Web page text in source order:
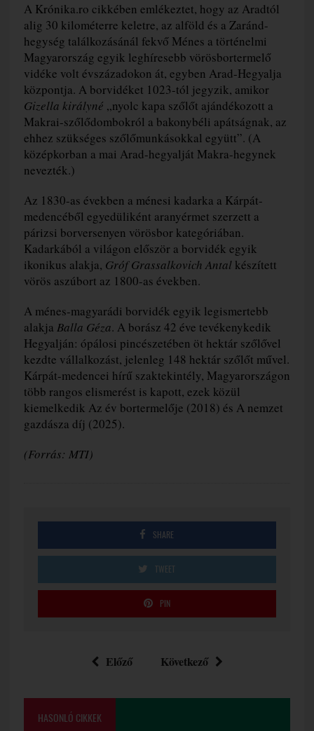
A Krónika.ro cikkében emlékeztet, hogy az Aradtól
alig 30 kilométerre keletre, az alföld és a Zaránd-
hegység találkozásánál fekvő Ménes a történelmi
Magyarország egyik leghíresebb vörösbortermelő
vidéke volt évszázadokon át, egyben Arad-Hegyalja
központja. A borvidéket 1023-tól jegyzik, amikor
Gizella királyné „nyolc kapa szőlőt ajándékozott a
Makrai-szőlődombokról a bakonybéli apátságnak, az
ehhez szükséges szőlőmunkásokkal együtt”. (A
középkorban a mai Arad-hegyalját Makra-hegynek
nevezték.)
Az 1830-as években a ménesi kadarka a Kárpát-
medencéből egyedüliként aranyérmet szerzett a
párizsi borversenyen vörösbor kategóriában.
Kadarkából a világon először a borvidék egyik
ikonikus alakja, Gróf Grassalkovich Antalkészített
vörös aszúbort az 1800-as években.
A ménes-magyarádi borvidék egyik legismertebb
alakja Balla Géza. A borász 42 éve tevékenykedik
Hegyalján: ópálosi pincészetében öt hektár szőlővel
kezdte vállalkozást, jelenleg 148 hektár szőlőt művel.
Kárpát-medencei hírű szaktekintély, Magyarországon
több rangos elismerést is kapott, ezek közül
kiemelkedik Az év bortermelője (2018) és A nemzet
gazdásza díj (2025).
(Forrás: MTI)
SHARE
TWEET
PIN
Előző Következő
HASONLÓ CIKKEK